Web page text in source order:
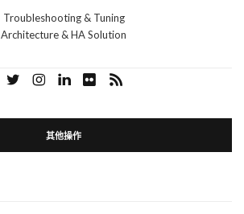
Troubleshooting & Tuning
Architecture & HA Solution
其他操作